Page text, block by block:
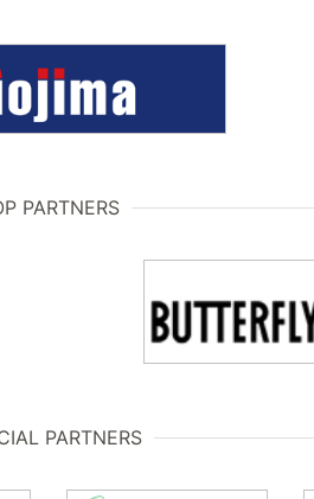
PARTNERS
PARTNERS